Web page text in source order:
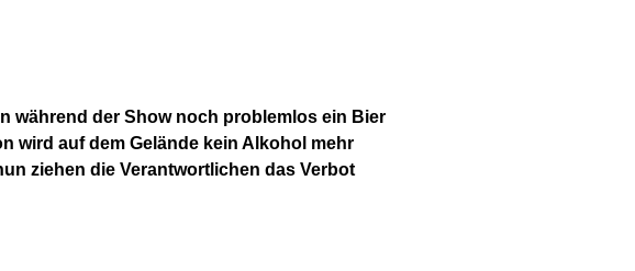
während der Show noch problemlos ein Bier
wird auf dem Gelände kein Alkohol mehr
ziehen die Verantwortlichen das Verbot